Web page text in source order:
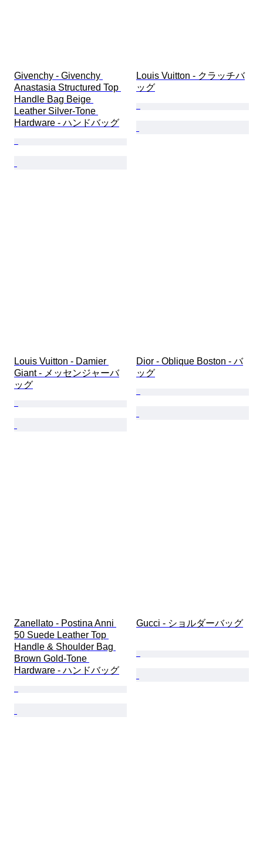
Givenchy - Givenchy
Anastasia Structured Top
Handle Bag Beige
Leather Silver-Tone
Hardware - ハンドバッグ
Louis Vuitton - クラッチバ
ッグ
Louis Vuitton - Damier
Giant - メッセンジャーバ
ッグ
Dior - Oblique Boston - バ
ッグ
Zanellato - Postina Anni
50 Suede Leather Top
Handle & Shoulder Bag
Brown Gold-Tone
Hardware - ハンドバッグ
Gucci - ショルダーバッグ